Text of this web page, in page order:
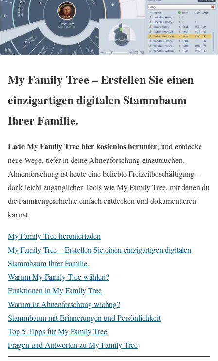
My Family Tree – Erstellen Sie einen
einzigartigen digitalen Stammbaum
Ihrer Familie.
Lade My Family Tree hier kostenlos herunter, und entdecke
neue Wege, tiefer in deine Ahnenforschung einzutauchen.
Ahnenforschung ist heute eine beliebte Freizeitbeschäftigung –
dank leicht zugänglicher Tools wie My Family Tree, mit denen du
die Familiengeschichte einfach entdecken und dokumentieren
kannst.
My Family Tree herunterladen
My Family Tree – Erstellen Sie einen einzigartigen digitalen
Stammbaum Ihrer Familie.
Warum My Family Tree wählen?
Funktionen in My Family Tree
Warum ist Ahnenforschung wichtig?
Stammbaum mit Erinnerungen und Persönlichkeit
Top 5 Tipps für My Family Tree
Fragen und Antworten zu My Family Tree